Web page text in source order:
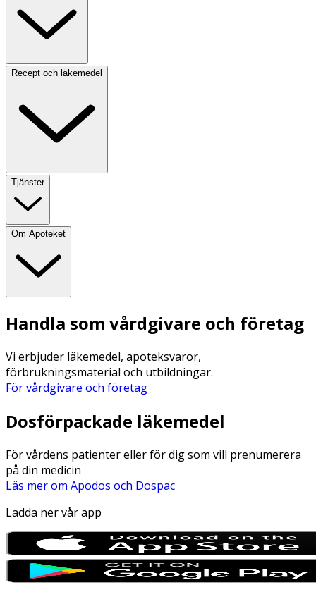
Recept och läkemedel
Tjänster
Om Apoteket
Handla som vårdgivare och företag
Vi erbjuder läkemedel, apoteksvaror,
förbrukningsmaterial och utbildningar.
För vårdgivare och företag
Dosförpackade läkemedel
För vårdens patienter eller för dig som vill prenumerera
på din medicin
Läs mer om Apodos och Dospac
Ladda ner vår app